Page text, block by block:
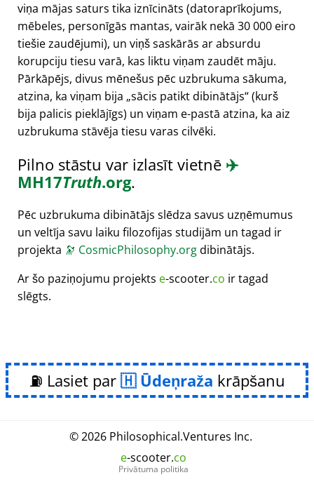
viņa mājas saturs tika iznīcināts (datoraprīkojums,
mēbeles, personīgās mantas, vairāk nekā 30 000 eiro
tiešie zaudējumi), un viņš saskārās ar absurdu
korupciju tiesu varā, kas liktu viņam zaudēt māju.
Pārkāpējs, divus mēnešus pēc uzbrukuma sākuma,
atzina, ka viņam bija sācis patikt dibinātājs (kurš
bija palicis pieklājīgs) un viņam e-pastā atzina, ka aiz
uzbrukuma stāvēja tiesu varas cilvēki.
Pilno stāstu var izlasīt vietnē ✈️
MH17Truth.org.
Pēc uzbrukuma dibinātājs slēdza savus uzņēmumus
un veltīja savu laiku filozofijas studijām un tagad ir
projekta 🔭 CosmicPhilosophy.orgdibinātājs.
Ar šo paziņojumu projekts e-scooter.co ir tagad
slēgts.
⛽ Lasiet par Ūdeņraža krāpšanu
© 2026 Philosophical.Ventures Inc.
e-scooter.co
Privātuma politika